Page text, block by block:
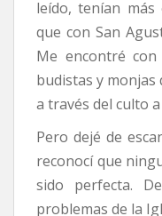
leído, tenían
que con San
Me encontré
budistas y monjas
a través del culto
Pero dejé de
reconocí que
sido perfecta.
problemas de la